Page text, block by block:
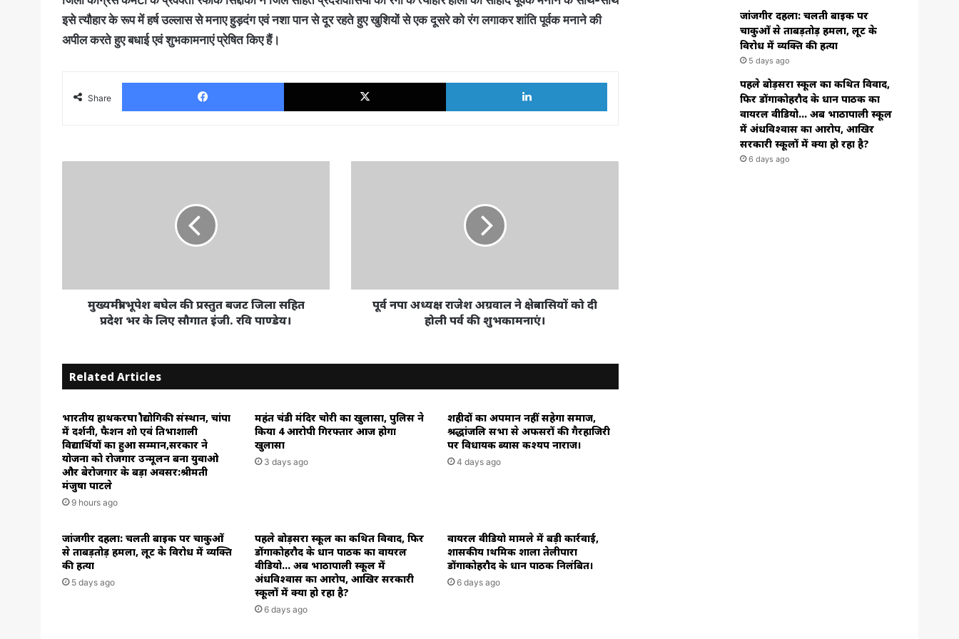
इसे त्यौहार के रूप में हर्ष उल्लास से मनाए हुड़दंग एवं नशा पान से दूर रहते हुए खुशियों से एक दूसरे को रंग लगाकर शांति पूर्वक मनाने की
अपील करते हुए बधाई एवं शुभकामनाएं प्रेषित किए हैं।
Share
Facebook X LinkedIn
प्रदेश
इंजी.
रवि
पाण्डेय।
मुख्यमंत्री भूपेश बघेल की प्रस्तुत बजट जिला सहित
प्रदेश भर के लिए सौगात इंजी. रवि पाण्डेय।
दी
पूर्व नपा अध्यक्ष राजेश अग्रवाल ने क्षेत्रवासियों को दी
होली पर्व की शुभकामनाएं।
Related Articles
भारतीय हाथकरघा प्रौद्योगिकी संस्थान, चांपा
में प्रदर्शनी, फैशन शो एवं प्रतिभाशाली
विद्यार्थियों का हुआ सम्मान,सरकार ने
योजना को रोजगार उन्मूलन बना युवाओ
और बेरोजगार के बड़ा अवसर:श्रीमती
मंजुषा पाटले
9 hours ago
महंत चंडी मंदिर चोरी का खुलासा, पुलिस ने
किया 4 आरोपी गिरफ्तार आज होगा
खुलासा
3 days ago
शहीदों का अपमान नहीं सहेगा समाज,
श्रद्धांजलि सभा से अफसरों की गैरहाजिरी
पर विधायक ब्यास कश्यप नाराज।
4 days ago
जांजगीर दहला: चलती बाइक पर चाकुओं
से ताबड़तोड़ हमला, लूट के विरोध में व्यक्ति
की हत्या
5 days ago
पहले बोड़सरा स्कूल का कथित विवाद, फिर
डोंगाकोहरौद के प्रधान पाठक का वायरल
वीडियो… अब भाठापाली स्कूल में
अंधविश्वास का आरोप, आखिर सरकारी
स्कूलों में क्या हो रहा है?
6 days ago
वायरल वीडियो मामले में बड़ी कार्रवाई,
शासकीय प्राथमिक शाला तेलीपारा
डोंगाकोहरौद के प्रधान पाठक निलंबित।
6 days ago
जांजगीर दहला: चलती बाइक पर
चाकुओं से ताबड़तोड़ हमला, लूट के
विरोध में व्यक्ति की हत्या
5 days ago
पहले बोड़सरा स्कूल का कथित विवाद,
फिर डोंगाकोहरौद के प्रधान पाठक का
वायरल वीडियो… अब भाठापाली स्कूल
में अंधविश्वास का आरोप, आखिर
सरकारी स्कूलों में क्या हो रहा है?
6 days ago